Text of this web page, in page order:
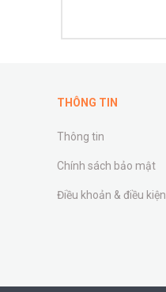
THÔNG TIN
Thông tin
Chính sách bảo mật
Điều khoản & điều kiện